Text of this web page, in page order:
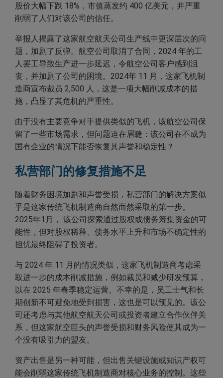
股价大幅下跌 18%，市值蒸发约 400 亿美元，并严重
削弱了人们对该公司的信任。
举报人揭露了这家航空航天公司生产线中更深层次的问
题，加剧了反弹。航空公司取消了合同，2024 年的工
人罢工导致生产进一步延迟，令航空公司客户感到沮
丧，并加剧了公司的困境。2024年 11 月，这家飞机制
造商宣布裁员 2,500 人，这是一项大幅削减成本的措
施，凸显了其危机的严重性。
由于没有主要竞争对手提供类似的飞机，该航空公司保
留了一些市场需求，但问题迫在眉睫：该公司在不成为
国有企业的情况下能否恢复其声誉和稳定性？
私营部门的修复措施不足
随着财务困境加剧和声誉受损，私营部门的解决方案似
乎是这家传统飞机制造商自然而然采取的第一步。
2025年1月， 该公司探索通过股权或债务筹集资金的可
能性，但对股权稀释、债务水平上升和市场不确定性的
担忧最终阻碍了投资者。
与 2024 年 11 月的情况类似，这家飞机制造商考虑采
取进一步的成本削减措施，例如裁员和减少研发预算，
以在 2025 年春季稳定运营。不幸的是，员工士气和长
期创新不可避免地受到损害，这也是可以预见的。该公
司还考虑与其他航空航天公司或投资者建立合作伙伴关
系，但这家航空巨头的声誉受损和财务风险使其成为一
个没有吸引力的盟友。
资产出售是另一种可能，但出售关键设施或知识产权可
能会削弱这家传统飞机制造商对核心业务的控制。这些